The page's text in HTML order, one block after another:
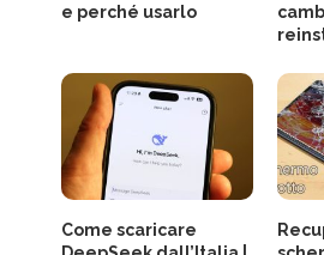
e perché usarlo
Come scaricare